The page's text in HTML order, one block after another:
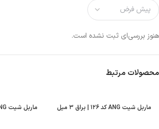
هنوز بررسی‌ای ثبت نشده است.
محصولات مرتبط
ماربل شیت ANG کد ۱۲۶ | براق ۳ میل ماربل شیت ANG کد ۱۲۹ | براق ۳ میل